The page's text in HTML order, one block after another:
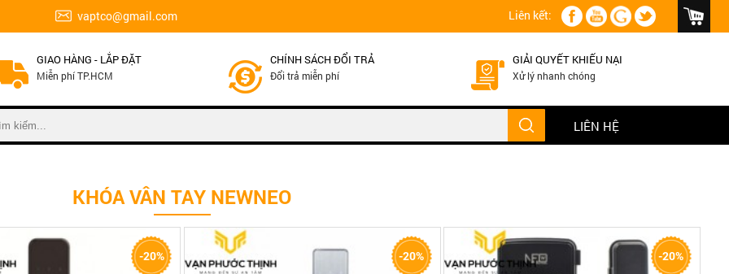
vaptco@gmail.com Liên kết:
GIAO HÀNG - LẮP ĐẶT
Miễn phí TP.HCM
CHÍNH SÁCH ĐỔI TRẢ
Đổi trả miễn phí
GIẢI QUYẾT KHIẾU NẠI
Xử lý nhanh chóng
LIÊN HỆ
KHÓA VÂN TAY NEWNEO
-20%
năng: Vân tay, mã số cảm
cơ, APP TTLOCK
-20%
- Khóa 5 chức năng:vân tay, mã số, thẻ từ
, remote, APP TUYA
-20%